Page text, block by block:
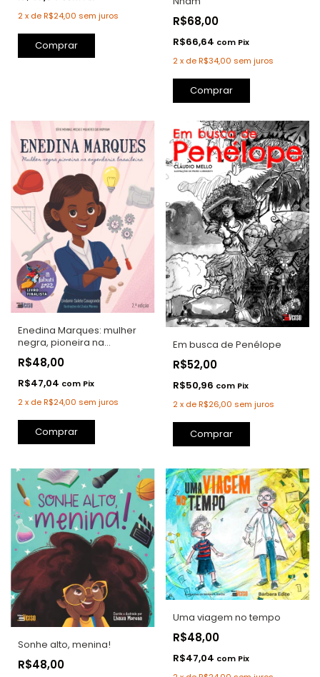
2x deR$24,00 sem juros
Comprar
R$68,00
R$66,64 com Pix
2 x deR$34,00 sem juros
Comprar
Enedina Marques: mulher
negra, pioneira na
engenharia brasileira
R$48,00
R$47,04 com Pix
2x deR$24,00 sem juros
Em busca de Penélope
R$52,00
R$50,96 com Pix
2 x deR$26,00 sem juros
Sonhe alto, menina!
R$48,00
Uma viagem no tempo
R$48,00
R$47,04 com Pix